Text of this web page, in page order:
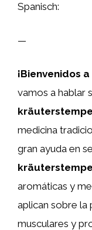
Spanisch:
—
¡Bienvenidos a
vamos a hablar
medicina
gran ayuda en
aromáticas y
aplican sobre la
musculares y